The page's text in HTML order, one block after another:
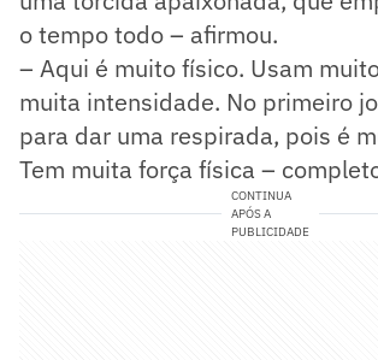
o tempo todo – afirmou.
– Aqui é muito físico. Usam
muita intensidade. No primeiro
para dar uma respirada, pois é
Tem muita força física –
CONTINUA
APÓS A
PUBLICIDADE